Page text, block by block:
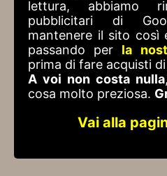
lettura, abbiamo
pubblicitari di
mantenere il sito così
passando per la
prima di fare acquisti
A voi non costa nulla
cosa molto preziosa.
Vai alla